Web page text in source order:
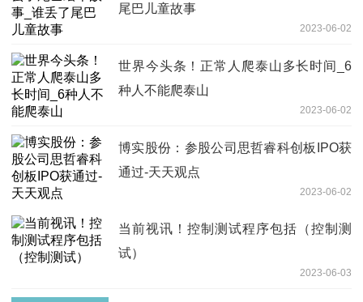
尾巴儿童故事
2023-06-02
世界今头条！正常人爬泰山多长时间_6
种人不能爬泰山
2023-06-02
博实股份：参股公司思哲睿科创板IPO获
通过-天天观点
2023-06-02
当前视讯！控制测试程序包括（控制测
试）
2023-06-03